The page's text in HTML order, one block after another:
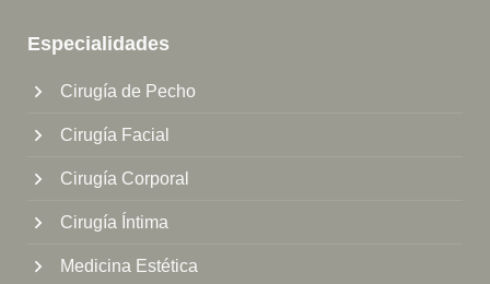
Especialidades
Cirugía de Pecho
Cirugía Facial
Cirugía Corporal
Cirugía Íntima
Medicina Estética